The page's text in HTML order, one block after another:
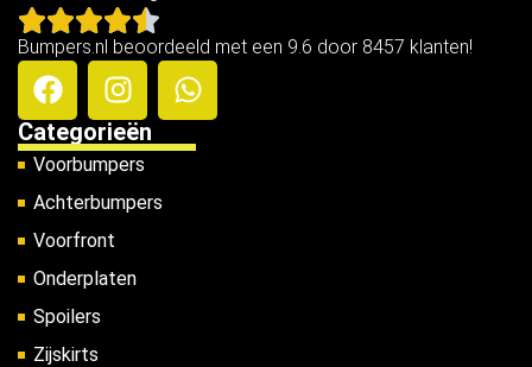
Bumpers.nl beoordeeld met een 9.6 door 8457 klanten!
Categorieën
Voorbumpers
Achterbumpers
Voorfront
Onderplaten
Spoilers
Zijskirts